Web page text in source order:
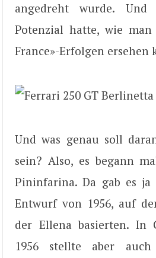
angedreht wurde. Und
Potenzial hatte, wie
France»-Erfolgen ersehen
Und was genau soll
sein? Also, es begann
Pininfarina. Da gab es ja
Entwurf von 1956, auf
der Ellena basierten. In
1956 stellte aber